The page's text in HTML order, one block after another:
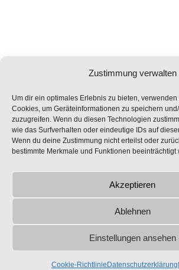
Zustimmung verwalten
Um dir ein optimales Erlebnis zu bieten,
Cookies, um Geräteinformationen zu speichern
zuzugreifen. Wenn du diesen Technologien
wie das Surfverhalten oder eindeutige IDs auf
Wenn du deine Zustimmung nicht erteilst oder
bestimmte Merkmale und Funktionen beeinträchtigt
Akzeptieren
Ablehnen
Einstellungen ansehen
Cookie-Richtlinie Datenschutzerklärung
Aktuelles
Sascha Möller holt mit seinem Team Bronze
Weltmeisterschaft Herren35 in der Türkei.
zu dem tollen Erfolg!
Homepage eine besinnliche Weihnachtszeit und
ins neue Jahr +++